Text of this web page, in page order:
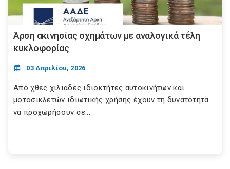
Άρση ακινησίας οχημάτων με αναλογικά τέλη
κυκλοφορίας
03 Απριλίου, 2026
Από χθες χιλιάδες ιδιοκτήτες αυτοκινήτων και
μοτοσικλετών ιδιωτικής χρήσης έχουν τη δυνατότητα
να προχωρήσουν σε...